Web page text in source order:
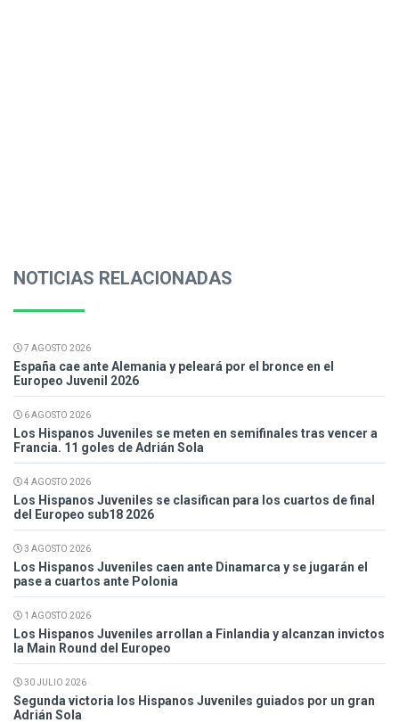
NOTICIAS RELACIONADAS
7 AGOSTO 2026
España cae ante Alemania y peleará por el bronce en el
Europeo Juvenil 2026
6 AGOSTO 2026
Los Hispanos Juveniles se meten en semifinales tras vencer a
Francia. 11 goles de Adrián Sola
4 AGOSTO 2026
Los Hispanos Juveniles se clasifican para los cuartos de final
del Europeo sub18 2026
3 AGOSTO 2026
Los Hispanos Juveniles caen ante Dinamarca y se jugarán el
pase a cuartos ante Polonia
1 AGOSTO 2026
Los Hispanos Juveniles arrollan a Finlandia y alcanzan invictos
la Main Round del Europeo
30 JULIO 2026
Segunda victoria los Hispanos Juveniles guiados por un gran
Adrián Sola